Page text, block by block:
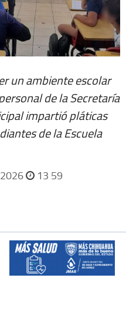
un ambiente escolar
de la Secretaría
impartió pláticas
de la Escuela
13 59